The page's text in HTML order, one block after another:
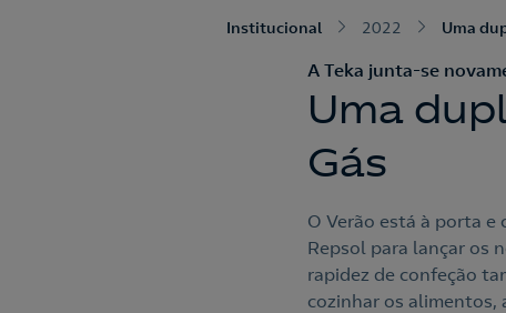
Institucional 2022 Uma
A Teka junta-se
Uma
Gás
O Verão está à porta e
Repsol para lançar os
rapidez de confeção
cozinhar os alimentos,